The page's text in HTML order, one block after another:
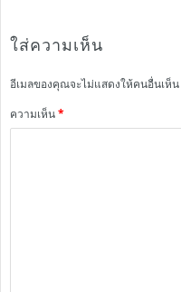
ใส่ความเห็น
อีเมลของคุณจะไม่แสดงให้คนอื่นเห็น
ความเห็น*